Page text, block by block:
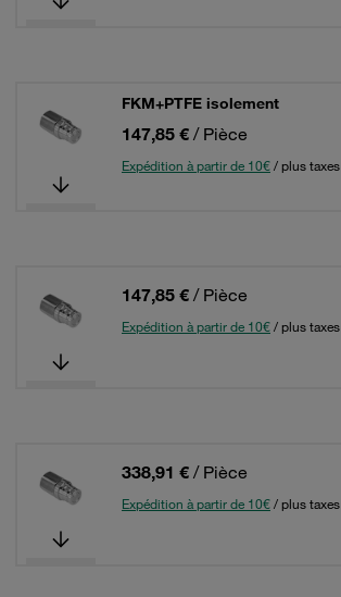
FKM+PTFE isolement
147,85 € / Pièce
Expédition à partir de 10€/ plus taxes
147,85 € / Pièce
Expédition à partir de 10€/ plus taxes
338,91 € / Pièce
Expédition à partir de 10€/ plus taxes